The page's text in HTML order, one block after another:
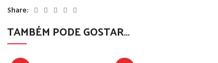
Share:
TAMBÉM PODE GOSTAR…